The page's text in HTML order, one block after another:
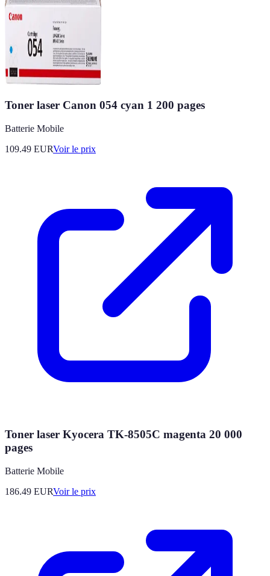
Toner laser Canon 054 cyan 1 200 pages
Batterie Mobile
109.49 EURVoir le prix
Toner laser Kyocera TK-8505C magenta 20 000
pages
Batterie Mobile
186.49 EURVoir le prix